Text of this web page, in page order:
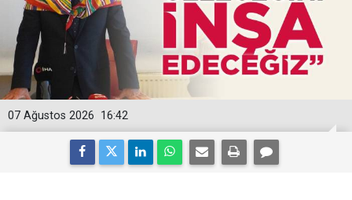
16:42
07 Ağustos 2026